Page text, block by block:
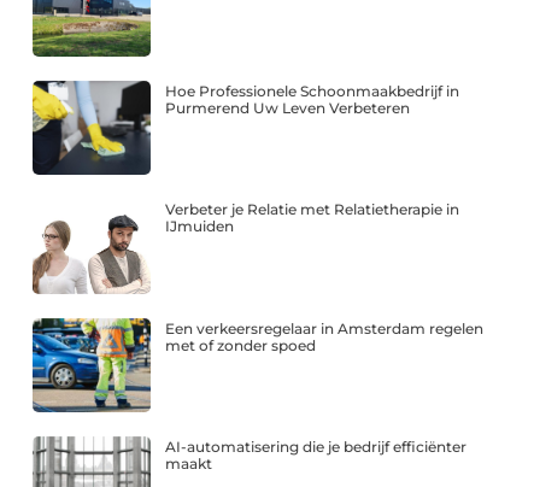
Hoe Professionele Schoonmaakbedrijf in
Purmerend Uw Leven Verbeteren
Verbeter je Relatie met Relatietherapie in
IJmuiden
Een verkeersregelaar in Amsterdam regelen
met of zonder spoed
AI-automatisering die je bedrijf efficiënter
maakt